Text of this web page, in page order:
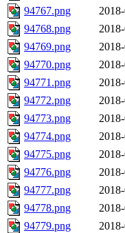
94767.png
94768.png
94769.png
94770.png
94771.png
94772.png
94773.png
94774.png
94775.png
94776.png
94777.png
94778.png
94779.png